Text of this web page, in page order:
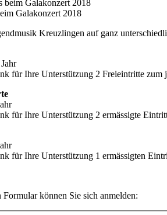
Galakonzert 2018
Kreuzlingen auf ganz
für Ihre Unterstützung 2 Freieintritte zum
für Ihre Unterstützung 2 ermässigte
für Ihre Unterstützung 1 ermässigten
können Sie sich anmelden: